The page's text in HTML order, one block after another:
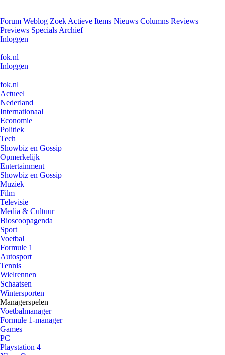
Forum Weblog Zoek Actieve Items Nieuws Columns Reviews
Previews Specials Archief
Inloggen
fok.nl
Inloggen
fok.nl
Actueel
Nederland
Internationaal
Economie
Politiek
Tech
Showbiz en Gossip
Opmerkelijk
Entertainment
Showbiz en Gossip
Muziek
Film
Televisie
Media & Cultuur
Bioscoopagenda
Sport
Voetbal
Formule 1
Autosport
Tennis
Wielrennen
Schaatsen
Wintersporten
Managerspelen
Voetbalmanager
Formule 1-manager
Games
PC
Playstation 4